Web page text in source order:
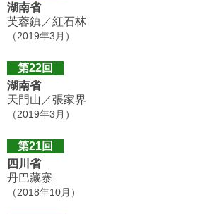
湖南省
芙蓉鎮／紅石林
（2019年3月）
第22回
湖南省
天門山／張家界
（2019年3月）
第21回
四川省
丹巴藏寨
（2018年10月）